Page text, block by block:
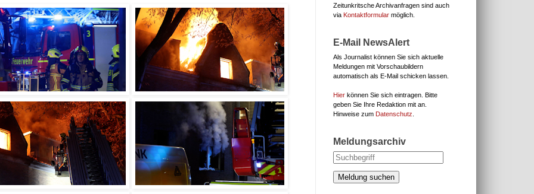
Zeitunkritsche Archivanfragen sind auch
via Kontaktformular möglich.
E-Mail NewsAlert
Als Journalist können Sie sich aktuelle
Meldungen mit Vorschaubildern
automatisch als E-Mail schicken lassen.
Hier können Sie sich eintragen. Bitte
geben Sie Ihre Redaktion mit an.
Hinweise zum Datenschutz
Meldungsarchiv
Meldung suchen